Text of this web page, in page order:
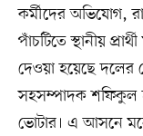
কর্মীদের অভিযোগ,
পাঁচটিতে স্থানীয়
দেওয়া হয়েছে দলের
সহসম্পাদক শফিকুল
ভোটার। এ আসনে